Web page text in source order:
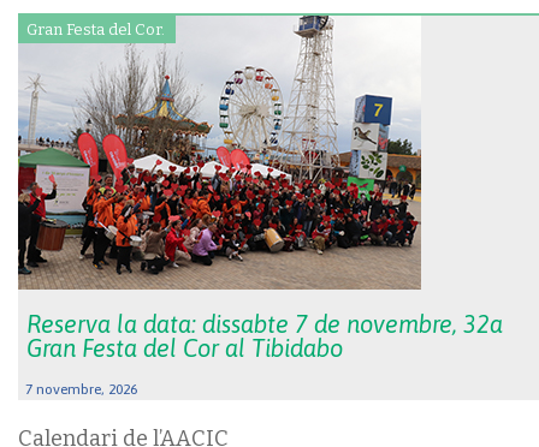
Gran Festa del Cor.
Reserva la data: dissabte 7 de novembre, 32a
Gran Festa del Cor al Tibidabo
7 novembre, 2026
Calendari de l’AACIC